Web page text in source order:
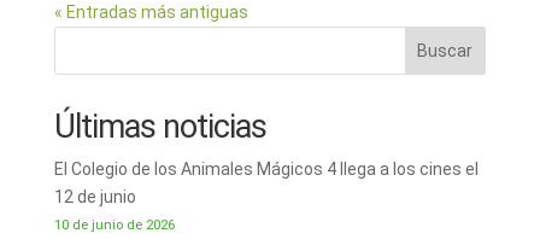
« Entradas más antiguas
Buscar
Últimas noticias
El Colegio de los Animales Mágicos 4 llega a los cines el
12 de junio
10 de junio de 2026